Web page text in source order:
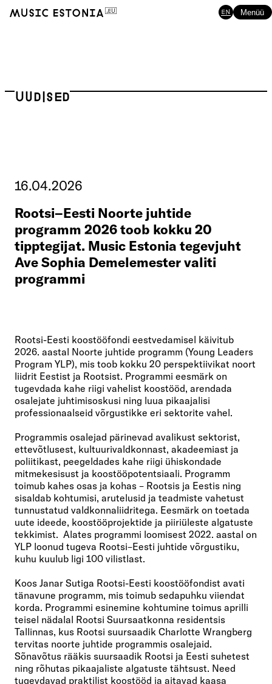
EN Menüü
Uudised
16.04.2026
Rootsi–Eesti Noorte juhtide
programm 2026 toob kokku 20
tipptegijat. Music Estonia tegevjuht
Ave Sophia Demelemester valiti
programmi
Rootsi-Eesti koostööfondi eestvedamisel käivitub
2026. aastal Noorte juhtide programm (Young Leaders
Program YLP), mis toob kokku 20 perspektiivikat noort
liidrit Eestist ja Rootsist. Programmi eesmärk on
tugevdada kahe riigi vahelist koostööd, arendada
osalejate juhtimisoskusi ning luua pikaajalisi
professionaalseid võrgustikke eri sektorite vahel.
Programmis osalejad pärinevad avalikust sektorist,
ettevõtlusest, kultuurivaldkonnast, akadeemiast ja
poliitikast, peegeldades kahe riigi ühiskondade
mitmekesisust ja koostööpotentsiaali. Programm
toimub kahes osas ja kohas – Rootsis ja Eestis ning
sisaldab kohtumisi, arutelusid ja teadmiste vahetust
tunnustatud valdkonnaliidritega. Eesmärk on toetada
uute ideede, koostööprojektide ja piiriüleste algatuste
tekkimist. Alates programmi loomisest 2022. aastal on
YLP loonud tugeva Rootsi–Eesti juhtide võrgustiku,
kuhu kuulub ligi 100 vilistlast.
Koos Janar Sutiga Rootsi-Eesti koostööfondist avati
tänavune programm, mis toimub sedapuhku viiendat
korda. Programmi esinemine kohtumine toimus aprilli
teisel nädalal Rootsi Suursaatkonna residentsis
Tallinnas, kus Rootsi suursaadik Charlotte Wrangberg
tervitas noorte juhtide programmis osalejaid.
Sõnavõtus rääkis suursaadik Rootsi ja Eesti suhetest
ning rõhutas pikaajaliste algatuste tähtsust. Need
tugevdavad praktilist koostööd ja aitavad kaasa